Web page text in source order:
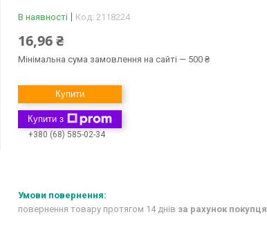
В наявності Код: 2118224
16,96 ₴
Мінімальна сума замовлення на сайті — 500 ₴
Купити
Купити з
+380 (68) 585-02-34
повернення товару протягом 14 днів за рахунок покупця